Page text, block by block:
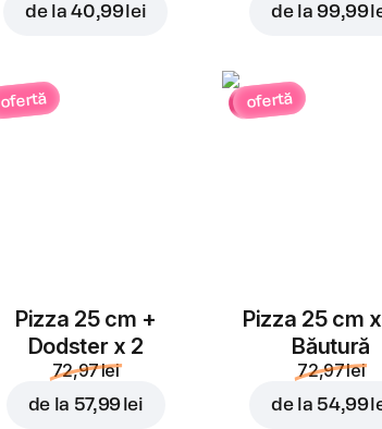
de la40,99 lei de la 99,99
ofertă
Pizza 25 cm +
Dodster x 2
72,97 lei
de la 57,99 lei
ofertă
Pizza 25 cm
Băutură
72,97 lei
de la 54,99